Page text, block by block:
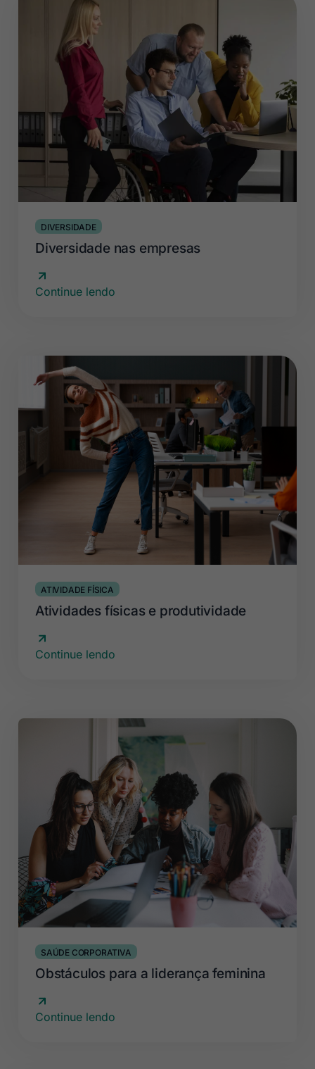
DIVERSIDADE
Diversidade nas empresas
Continue lendo
ATIVIDADE FÍSICA
Atividades físicas e produtividade
Continue lendo
SAÚDE CORPORATIVA
Obstáculos para a liderança feminina
Continue lendo